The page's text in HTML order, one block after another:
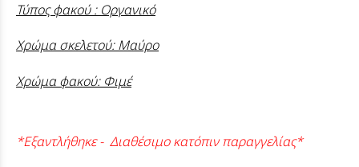
Τύπος φακού : Οργανικό
Χρώμα σκελετού: Μαύρο
Χρώμα φακού: Φιμέ
*Εξαντλήθηκε - Διαθέσιμο κατόπιν παραγγελίας*